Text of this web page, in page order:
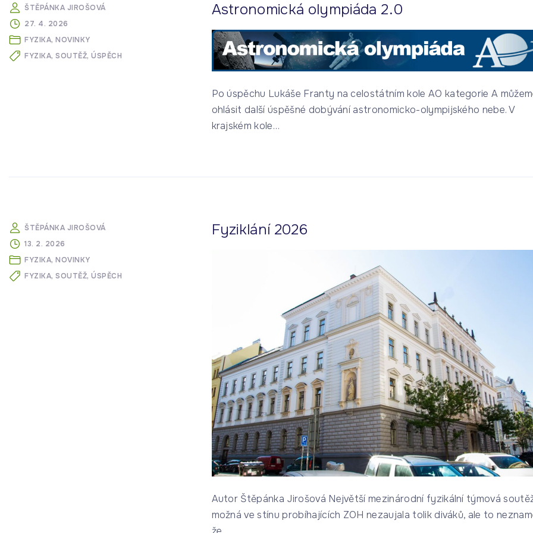
ŠTĚPÁNKA JIROŠOVÁ
27. 4. 2026
FYZIKA NOVINKY
FYZIKA SOUTĚŽ ÚSPĚCH
Astronomická olympiáda 2.0
Po úspěchu Lukáše Franty na celostátním kole AO kategorie A
ohlásit další úspěšné dobývání astronomicko-olympijského nebe. V
krajském kole…
ŠTĚPÁNKA JIROŠOVÁ
13. 2. 2026
FYZIKA NOVINKY
FYZIKA SOUTĚŽ ÚSPĚCH
Fyziklání 2026
Autor Štěpánka Jirošová Největší mezinárodní fyzikální týmová
možná ve stínu probíhajících ZOH nezaujala tolik diváků, ale to